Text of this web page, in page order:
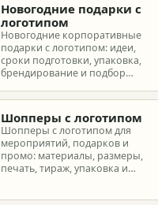
Новогодние подарки с
логотипом
Новогодние корпоративные
подарки с логотипом: идеи,
сроки подготовки, упаковка,
брендирование и подбор
партнеров и сотрудников.
Шопперы с логотипом
Шопперы с логотипом для
мероприятий, подарков и
промо: материалы, размеры,
печать, тираж, упаковка и